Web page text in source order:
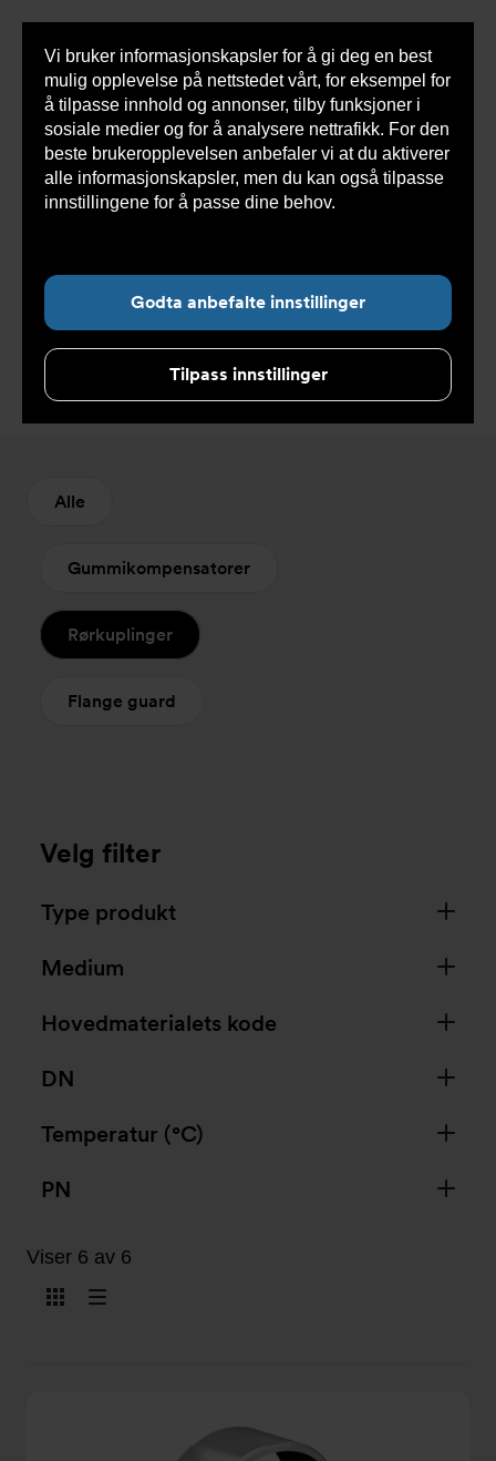
Vi bruker informasjonskapsler for å gi deg en best
mulig opplevelse på nettstedet vårt, for eksempel for
å tilpasse innhold og annonser, tilby funksjoner i
sosiale medier og for å analysere nettrafikk. For den
beste brukeropplevelsen anbefaler vi at du aktiverer
alle informasjonskapsler, men du kan også tilpasse
innstillingene for å passe dine behov.
Godta anbefalte innstillinger
Tilpass innstillinger
Du
her:
Armatec > Produkter > Rørtekniske løsninger
>
Rørkuplinger
Rørkuplinger
Alle
Gummikompensatorer
Rørkuplinger
Flange guard
Velg filter
Type produkt
Medium
Hovedmaterialets kode
DN
Temperatur (°C)
PN
Viser 6 av 6
Vis
Vis